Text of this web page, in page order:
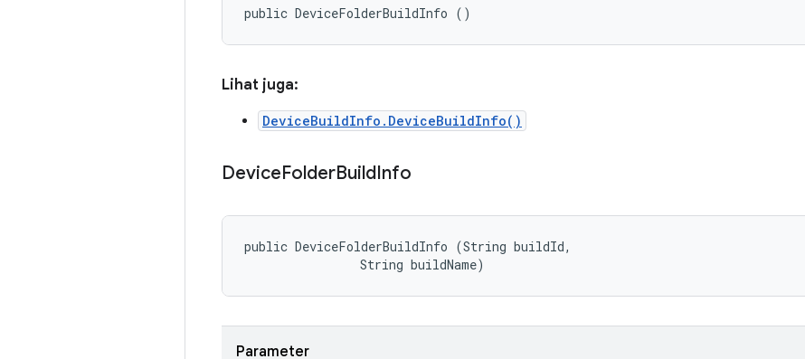
public DeviceFolderBuildInfo ()
Lihat juga:
DeviceBuildInfo.DeviceBuildInfo()
DeviceFolderBuildInfo
public DeviceFolderBuildInfo (String buildId,
                String buildName)
Parameter